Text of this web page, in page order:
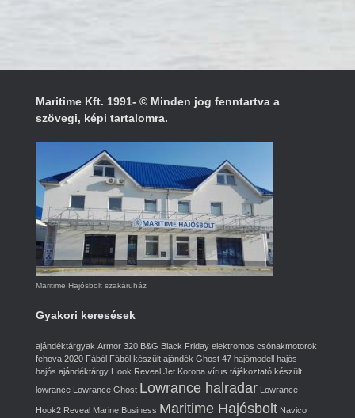
Maritime Kft. 1991- © Minden jog fenntartva a
szövegi, képi tartalomra.
Maritime Hajósbolt szakáruház
Gyakori keresések
ajándéktárgyak Armor 320 B&G Black Friday elektromos csónakmotorok
fehova 2020 Fából Fából készült ajándék Ghost 47 hajómodell hajós
hajós ajándéktárgy Hook Reveal Jet Korona vírus tájékoztató készült
lowrance Lowrance Ghost Lowrance halradar Lowrance
Hook2 Reveal Marine Business Maritime Hajósbolt Navico